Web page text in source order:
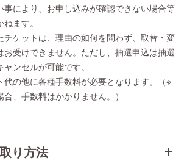
事により、お申し込みが確認できない場合等
ます。
チケットは、理由の如何を問わず、取替・変
お受けできません。ただし、抽選申込は抽選
ンセルが可能です。
代の他に各種手数料が必要となります。（※
、手数料はかかりません。）
り方法